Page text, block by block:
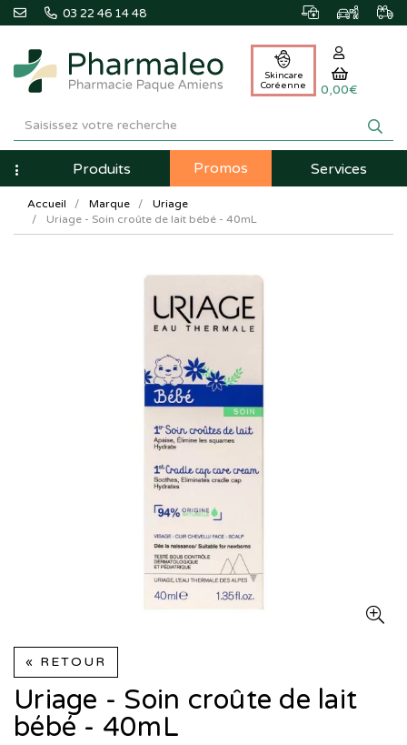
03 22 46 14 48
Pharmaleo
Pharmacie
Paque
Amiens
Skincare
Coréenne
0,00€
NavigationProduits Promos Services
Accueil Marque
Uriage
Uriage - Soin croûte de lait bébé - 40mL
« RETOUR
Uriage - Soin croûte de lait
bébé - 40mL